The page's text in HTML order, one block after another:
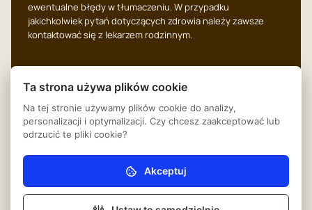
ewentualne błędy w tłumaczeniu. W przypadku
jakichkolwiek pytań dotyczących zdrowia należy zawsze
kontaktować się z lekarzem rodzinnym.
System reklamacji
Przepisy dotyczące
prywatności
Ustawienia plików cookie
© 2026Huisartsenpraktijk
Stokkeland
Powered by Ontzorg.site
Ta strona używa plików cookie
Na tej stronie używamy plików cookie do analizy,
personalizacji i optymalizacji. Czy chcesz zaakceptować lub
odrzucić te pliki cookie?
Niezbędne (obowiązkowe)
Bez tych plików cookie strona internetowa nie może
Akceptuj